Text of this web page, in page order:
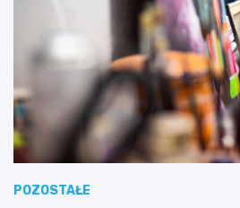
POZOSTAŁE